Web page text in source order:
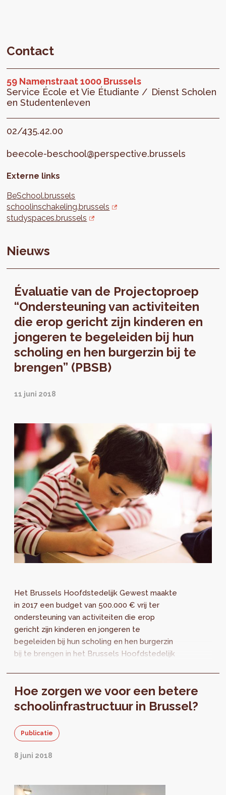
Contact
59 Namenstraat 1000 Brussels
Service École et Vie Étudiante / Dienst Scholen
en Studentenleven
02/435.42.00
beecole-beschool@perspective.brussels
Externe links
BeSchool.brussels
schoolinschakeling.brussels
studyspaces.brussels
Nieuws
Évaluatie van de Projectoproep
“Ondersteuning van activiteiten
die erop gericht zijn kinderen en
jongeren te begeleiden bij hun
scholing en hen burgerzin bij te
brengen” (PBSB)
11 juni 2018
Het Brussels Hoofdstedelijk Gewest maakte
in 2017 een budget van 500.000 € vrij ter
ondersteuning van activiteiten die erop
gericht zijn kinderen en jongeren te
begeleiden bij hun scholing en hen burgerzin
bij te brengen in het Brussels Hoofdstedelijk
Hoe zorgen we voor een betere
schoolinfrastructuur in Brussel?
Publicatie
8 juni 2018